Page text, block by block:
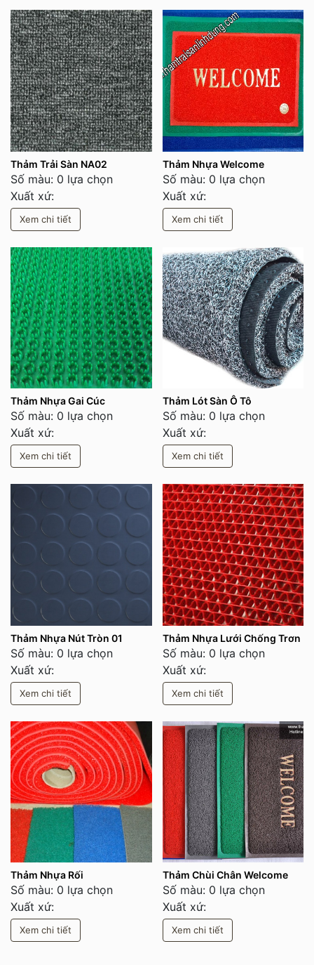
Thảm Trải Sàn NA02
Số màu: 0 lựa chọn
Xuất xứ:
Xem chi tiết
Thảm Nhựa Welcome
Số màu: 0 lựa chọn
Xuất xứ:
Xem chi tiết
Thảm Nhựa Gai Cúc
Số màu: 0 lựa chọn
Xuất xứ:
Xem chi tiết
Thảm Lót Sàn Ô Tô
Số màu: 0 lựa chọn
Xuất xứ:
Xem chi tiết
Thảm Nhựa Nút Tròn 01
Số màu: 0 lựa chọn
Xuất xứ:
Xem chi tiết
Thảm Nhựa Lưới Chống Trơn
Số màu: 0 lựa chọn
Xuất xứ:
Xem chi tiết
Thảm Nhựa Rối
Số màu: 0 lựa chọn
Xuất xứ:
Xem chi tiết
Thảm Chùi Chân Welcome
Số màu: 0 lựa chọn
Xuất xứ:
Xem chi tiết